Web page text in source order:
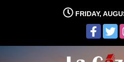
FRIDAY,